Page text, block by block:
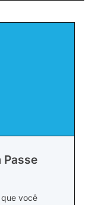
Passe
você